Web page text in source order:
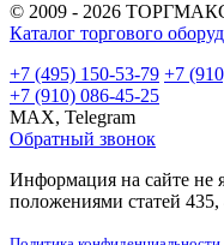
© 2009 - 2026
Каталог торгового
+7 (495) 150-53-79 +7
+7 (910) 086-45-25
MAX, Telegram
Обратный звонок
Информация на сайте не
положениями статей